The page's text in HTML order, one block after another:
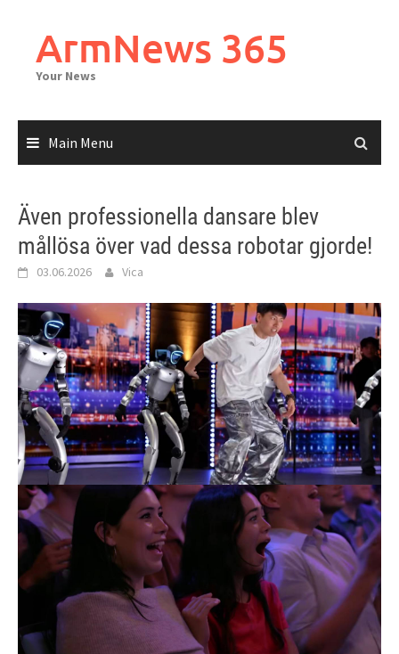
contentArmNews 365
Your News
Main Menu
Även professionella dansare blev
mållösa över vad dessa robotar gjorde!
03.06.2026 Vica